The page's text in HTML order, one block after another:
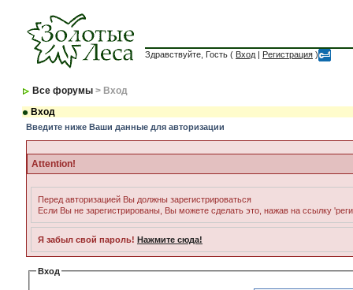
Здравствуйте, Гость ( Вход | Регистрация )
Все форумы > Вход
Вход
Введите ниже Ваши данные для авторизации
Attention!
Перед авторизацией Вы должны зарегистрироваться
Если Вы не зарегистрированы, Вы можете сделать это, нажав на ссылку
Я забыл свой пароль! Нажмите сюда!
Вход